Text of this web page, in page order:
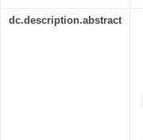
dc.description.abstract